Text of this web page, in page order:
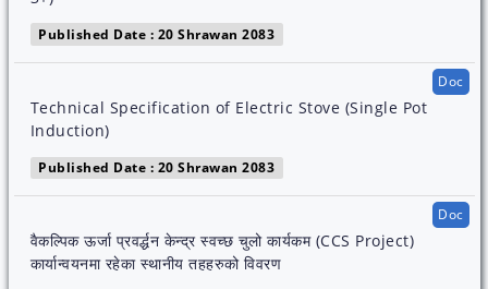
Published Date : 20 Shrawan 2083
Technical Specification of Electric Stove (Single Pot
Induction)
Published Date : 20 Shrawan 2083
Doc
वैकल्पिक ऊर्जा प्रवर्द्धन केन्द्र स्वच्छ चुलो कार्यकम (CCS Project)
कार्यान्वयनमा रहेका स्थानीय तहहरुको विवरण
Doc